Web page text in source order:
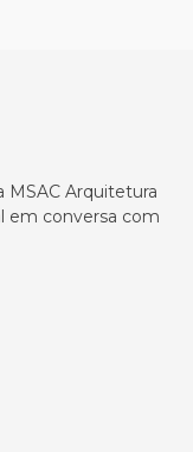
MSAC Arquitetura
em conversa com